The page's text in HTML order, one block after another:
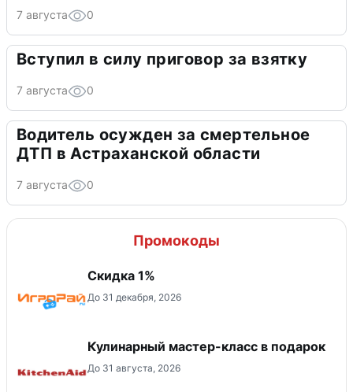
7 августа 0
Вступил в силу приговор за взятку
7 августа 0
Водитель осужден за смертельное
ДТП в Астраханской области
7 августа 0
Промокоды
Скидка 1%
До 31 декабря, 2026
Кулинарный мастер-класс в подарок
До 31 августа, 2026